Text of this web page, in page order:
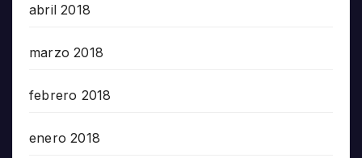
abril 2018
marzo 2018
febrero 2018
enero 2018